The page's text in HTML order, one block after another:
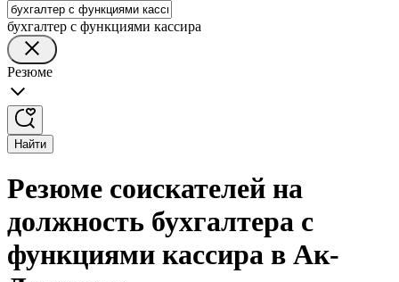
бухгалтер с функциями кассира
Резюме
Найти
Резюме соискателей на
должность бухгалтера с
функциями кассира в Ак-